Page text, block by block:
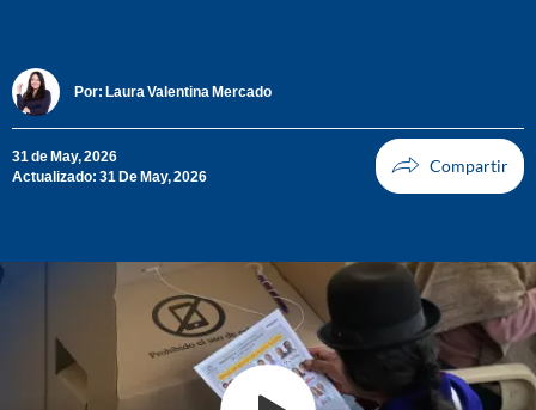
Por: Laura Valentina Mercado
31 de May, 2026
Actualizado: 31 De May, 2026